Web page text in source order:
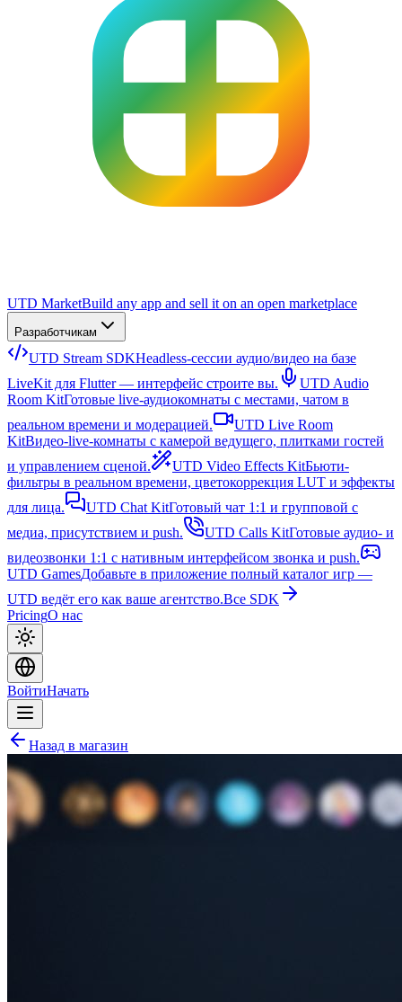
UTD MarketBuild any app and sell it on an open marketplace
Разработчикам
UTD Stream SDKHeadless-сессии аудио/видео на базе
LiveKit для Flutter — интерфейс строите вы.
UTD Audio
Room KitГотовые live-аудиокомнаты с местами, чатом в
реальном времени и модерацией.
UTD Live Room
KitВидео-live-комнаты с камерой ведущего, плитками гостей
и управлением сценой.
UTD Video Effects KitБьюти-
фильтры в реальном времени, цветокоррекция LUT и эффекты
для лица.
UTD Chat KitГотовый чат 1:1 и групповой с
медиа, присутствием и push.
UTD Calls KitГотовые аудио- и
видеозвонки 1:1 с нативным интерфейсом звонка и push.
UTD GamesДобавьте в приложение полный каталог игр —
UTD ведёт его как ваше агентство.Все SDK
PricingО нас
ВойтиНачать
Назад в магазин